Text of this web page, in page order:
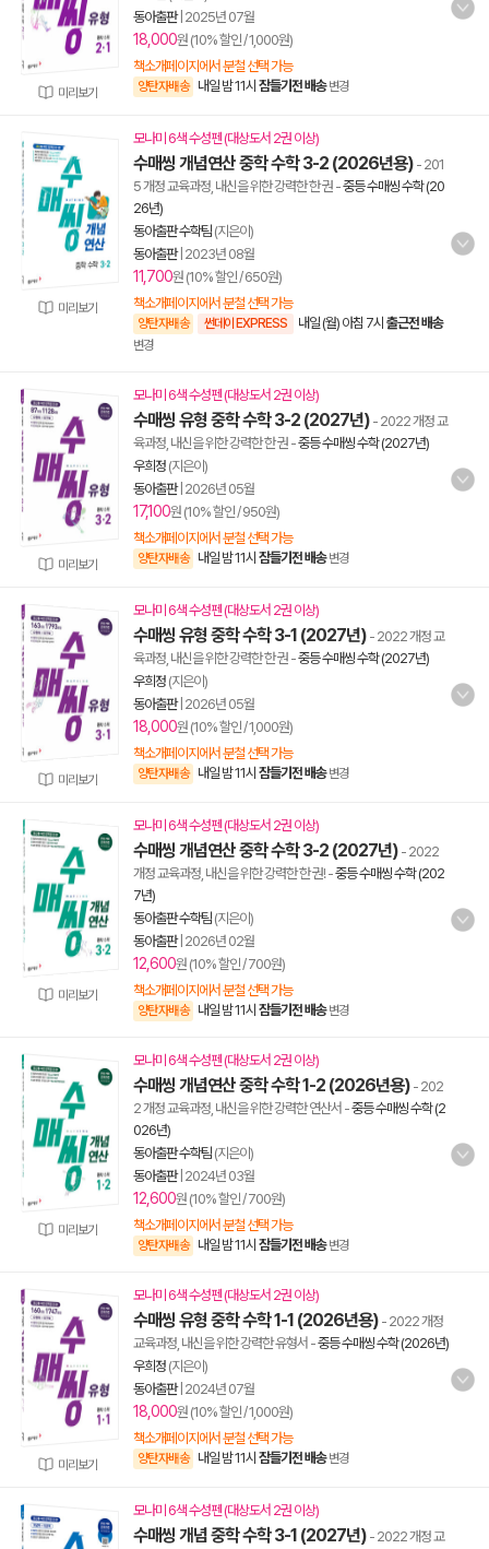
미리보기
동아출판| 2025년 07월
18,000원 (10% 할인 / 1,000원)
책소개페이지에서 분철 선택 가능
양탄자배송 내일 밤 11시 잠들기전 배송 변경
미리보기
모나미 6색 수성펜 (대상도서 2권 이상)
수매씽 개념연산 중학 수학 3-2 (2026년용) - 201
5 개정 교육과정, 내신을 위한 강력한 한 권 -중등 수매씽 수학 (20
26년)
동아출판 수학팀 (지은이)
동아출판| 2023년 08월
11,700원 (10% 할인 / 650원)
책소개페이지에서 분철 선택 가능
양탄자배송 썬데이 EXPRESS 내일 (월) 아침 7시 출근전 배송
변경
미리보기
모나미 6색 수성펜 (대상도서 2권 이상)
수매씽 유형 중학 수학 3-2 (2027년) - 2022 개정 교
육과정, 내신을 위한 강력한 한 권 -중등 수매씽 수학 (2027년)
우희정 (지은이)
동아출판| 2026년 05월
17,100원 (10% 할인 / 950원)
책소개페이지에서 분철 선택 가능
양탄자배송 내일 밤 11시 잠들기전 배송 변경
미리보기
모나미 6색 수성펜 (대상도서 2권 이상)
수매씽 유형 중학 수학 3-1 (2027년) - 2022 개정 교
육과정, 내신을 위한 강력한 한 권 -중등 수매씽 수학 (2027년)
우희정 (지은이)
동아출판| 2026년 05월
18,000원 (10% 할인 / 1,000원)
책소개페이지에서 분철 선택 가능
양탄자배송 내일 밤 11시 잠들기전 배송 변경
미리보기
모나미 6색 수성펜 (대상도서 2권 이상)
수매씽 개념연산 중학 수학 3-2 (2027년) - 2022
개정 교육과정, 내신을 위한 강력한 한 권!-중등 수매씽 수학 (202
7년)
동아출판 수학팀 (지은이)
동아출판| 2026년 02월
12,600원 (10% 할인 / 700원)
책소개페이지에서 분철 선택 가능
양탄자배송 내일 밤 11시 잠들기전 배송 변경
미리보기
모나미 6색 수성펜 (대상도서 2권 이상)
수매씽 개념연산 중학 수학 1-2 (2026년용) - 202
2 개정 교육과정, 내신을 위한 강력한 연산서 -중등 수매씽 수학 (2
026년)
동아출판 수학팀 (지은이)
동아출판| 2024년 03월
12,600원 (10% 할인 / 700원)
책소개페이지에서 분철 선택 가능
양탄자배송 내일 밤 11시 잠들기전 배송 변경
미리보기
모나미 6색 수성펜 (대상도서 2권 이상)
수매씽 유형 중학 수학 1-1 (2026년용) - 2022 개정
교육과정, 내신을 위한 강력한 유형서 -중등 수매씽 수학 (2026년)
우희정 (지은이)
동아출판| 2024년 07월
18,000원 (10% 할인 / 1,000원)
책소개페이지에서 분철 선택 가능
양탄자배송 내일 밤 11시 잠들기전 배송 변경
모나미 6색 수성펜 (대상도서 2권 이상)
수매씽 개념 중학 수학 3-1 (2027년) - 2022 개정 교